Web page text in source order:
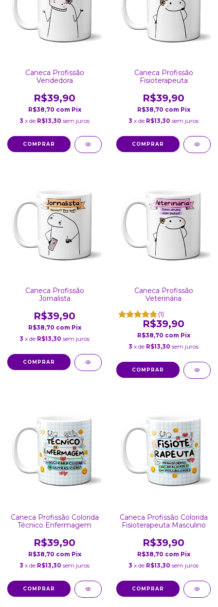
Caneca Profissão
Vendedora
R$39,90
R$38,70 com Pix
3 x de R$13,30 sem juros
COMPRAR
Caneca Profissão
Fisioterapeuta
R$39,90
R$38,70 com Pix
3 x de R$13,30 sem juros
COMPRAR
Caneca Profissão
Jornalista
R$39,90
R$38,70 com Pix
3 x de R$13,30 sem juros
COMPRAR
Caneca Profissão
Veterinária
(1)
R$39,90
R$38,70 com Pix
3 x de R$13,30 sem juros
COMPRAR
Caneca Profissão Colorida
Técnico Enfermagem
R$39,90
R$38,70 com Pix
3 x de R$13,30 sem juros
COMPRAR
Caneca Profissão Colorida
Fisioterapeuta Masculino
R$39,90
R$38,70 com Pix
3 x de R$13,30 sem juros
COMPRAR